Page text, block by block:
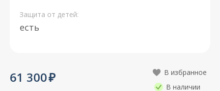
Защита от детей:
есть
61 300
В наличии